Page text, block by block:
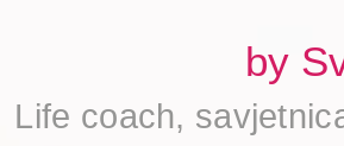
by
Life coach,